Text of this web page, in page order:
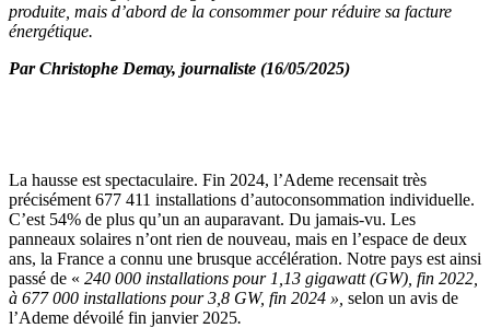
produite, mais d’abord de la consommer pour réduire sa facture
énergétique.
Par Christophe Demay, journaliste (16/05/2025)
La hausse est spectaculaire. Fin 2024, l’Ademe recensait très
précisément 677 411 installations d’autoconsommation individuelle.
C’est 54% de plus qu’un an auparavant. Du jamais-vu. Les
panneaux solaires n’ont rien de nouveau, mais en l’espace de deux
ans, la France a connu une brusque accélération. Notre pays est ainsi
passé de « 240 000 installations pour 1,13 gigawatt (GW), fin 2022,
à 677 000 installations pour 3,8 GW, fin 2024 », selon un avis de
l’Ademe dévoilé fin janvier 2025.